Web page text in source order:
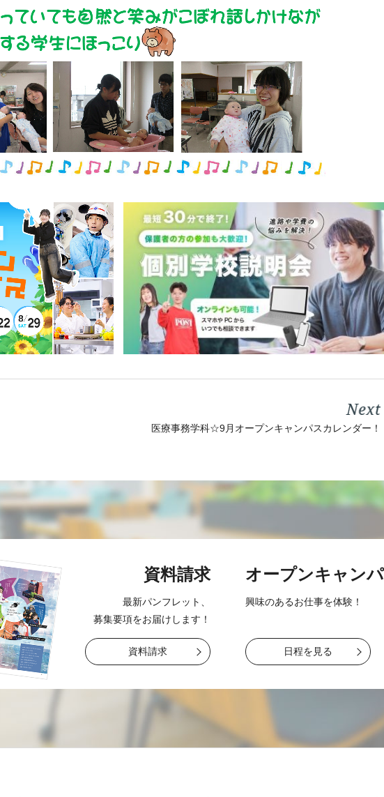
医療事務学科☆9月オープンキャンパスカレンダー！
資料請求
最新パンフレット、
募集要項をお届け します！
資料請求
オープンキャン
興味のあるお仕事を体験！
日程を見る